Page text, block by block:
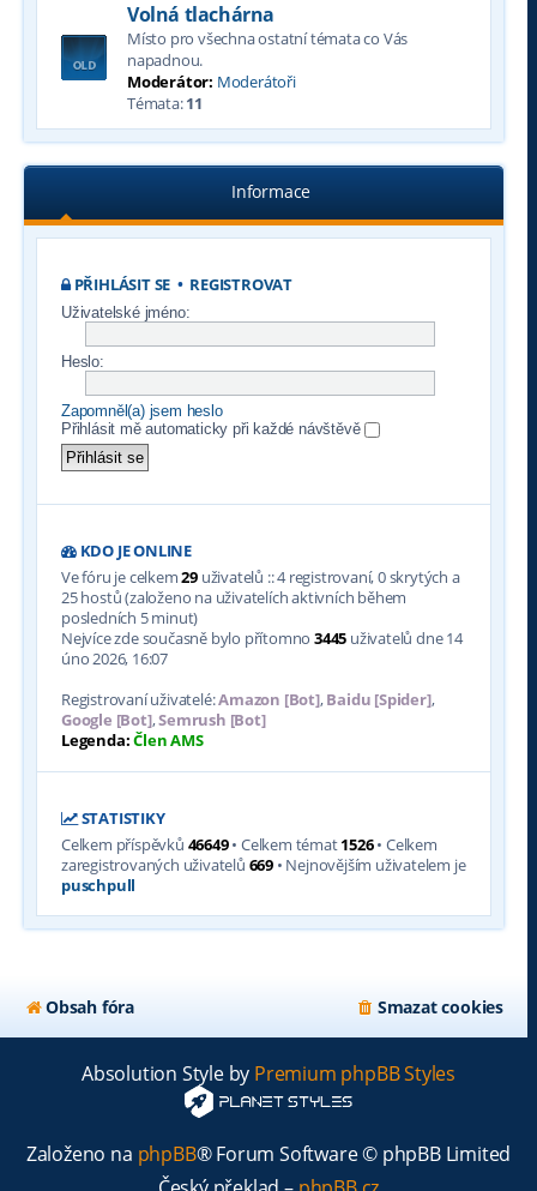
Volná tlachárna
Místo pro všechna ostatní témata co Vás
napadnou.
Moderátor: Moderátoři
Témata:11
Informace
PŘIHLÁSIT SE • REGISTROVAT
Uživatelské jméno:
Heslo:
Zapomněl(a) jsem heslo
Přihlásit mě automaticky při každé návštěvě
KDO JE ONLINE
Ve fóru je celkem29 uživatelů :: 4 registrovaní, 0 skrytých a
25 hostů (založeno na uživatelích aktivních během
posledních 5 minut)
Nejvíce zde současně bylo přítomno 3445 uživatelů dne 14
úno 2026, 16:07
Registrovaní uživatelé:Amazon [Bot],Baidu [Spider],
Google [Bot],Semrush [Bot]
Legenda:Člen AMS
STATISTIKY
Celkem příspěvků 46649• Celkem témat1526• Celkem
zaregistrovaných uživatelů 669 • Nejnovějším uživatelem je
puschpull
Obsah fóra Smazat cookies
Absolution Style by Premium phpBB Styles
Založeno na phpBB® Forum Software © phpBB Limited